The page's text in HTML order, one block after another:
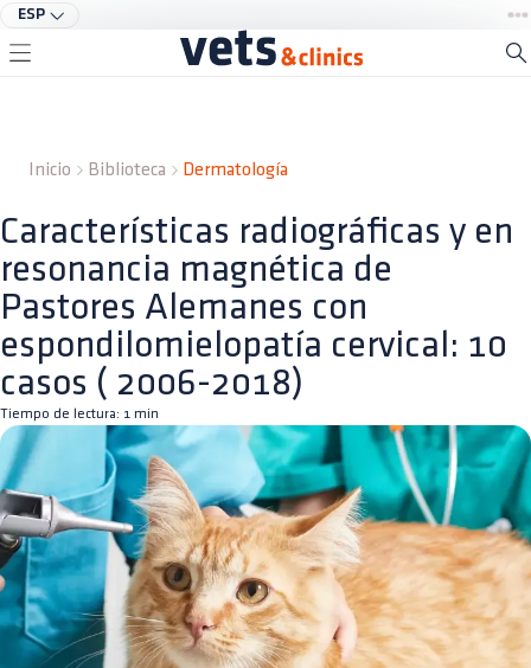
ESP
Inicio Biblioteca Dermatología
Características radiográficas y en
resonancia magnética de
Pastores Alemanes con
espondilomielopatía cervical: 10
casos ( 2006-2018)
Tiempo de lectura: 1 min